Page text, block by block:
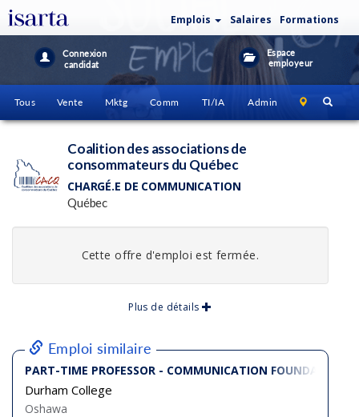
Emplois Salaires Formations
Connexion
candidat
Espace
employeur
Tous Vente Mktg Comm TI/IA Admin
Coalition des associations de
consommateurs du Québec
CHARGÉ.E DE COMMUNICATION
Québec
Cette offre d'emploi est fermée.
Plus de détails
Emploi similaire
PART-TIME PROFESSOR - COMMUNICATION FOUNDATIONS
Durham College
Oshawa